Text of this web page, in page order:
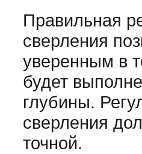
Правильная
сверления
уверенным в
будет
глубины.
сверления
точной.